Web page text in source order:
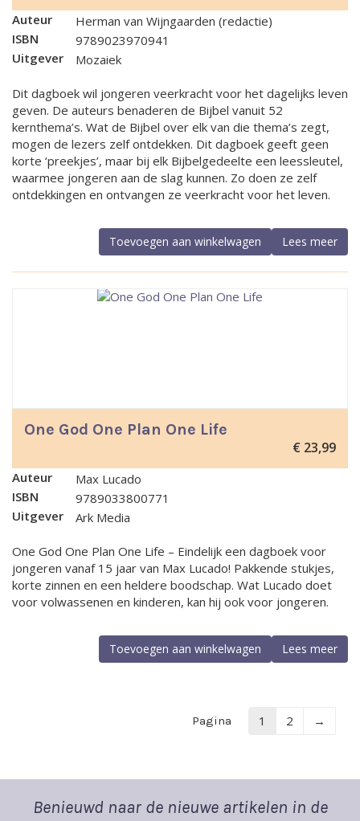
Auteur
Herman van Wijngaarden (redactie)
ISBN
9789023970941
Uitgever
Mozaiek
Dit dagboek wil jongeren veerkracht voor het dagelijks leven
geven. De auteurs benaderen de Bijbel vanuit 52
kernthema’s. Wat de Bijbel over elk van die thema’s zegt,
mogen de lezers zelf ontdekken. Dit dagboek geeft geen
korte ‘preekjes’, maar bij elk Bijbelgedeelte een leessleutel,
waarmee jongeren aan de slag kunnen. Zo doen ze zelf
ontdekkingen en ontvangen ze veerkracht voor het leven.
Lees meer
Toevoegen aan winkelwagen
One God One Plan One Life
€ 23,99
Auteur
Max Lucado
ISBN
9789033800771
Uitgever
Ark Media
One God One Plan One Life – Eindelijk een dagboek voor
jongeren vanaf 15 jaar van Max Lucado! Pakkende stukjes,
korte zinnen en een heldere boodschap. Wat Lucado doet
voor volwassenen en kinderen, kan hij ook voor jongeren.
Lees meer
Toevoegen aan winkelwagen
Pagina 1 2 →
Benieuwd naar de nieuwe artikelen in de